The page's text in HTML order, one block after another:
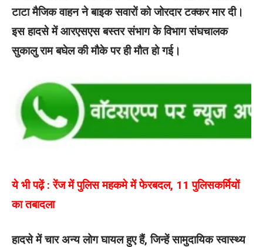
टाटा मैजिक वाहन ने बाइक सवारों को जोरदार टक्कर मार दी।
इस हादसे में आरएसएस बस्तर संभाग के विभाग संघचालक
सुकालु राम बघेल की मौके पर ही मौत हो गई।
ये भी पढ़ें :रेंज में पुलिस महकमे में फेरबदल, 11 पुलिसकर्मियों
का तबादला
हादसे में चार अन्य लोग घायल हुए हैं, जिन्हें सामुदायिक स्वास्थ्य